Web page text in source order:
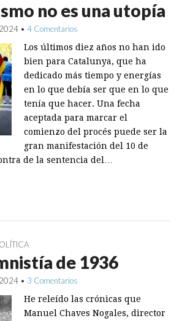
no es una utopía
• 4 Comentarios
Los últimos diez años no han ido
bien para Catalunya, que ha
dedicado más tiempo y energías
en lo que debía ser que en lo que
tenía que hacer. Una fecha
aceptada para marcar el
comienzo del procés puede ser la
gran manifestación del 10 de
de la sentencia del…
de 1936
• 3 Comentarios
He releído las crónicas que
Manuel Chaves Nogales, director